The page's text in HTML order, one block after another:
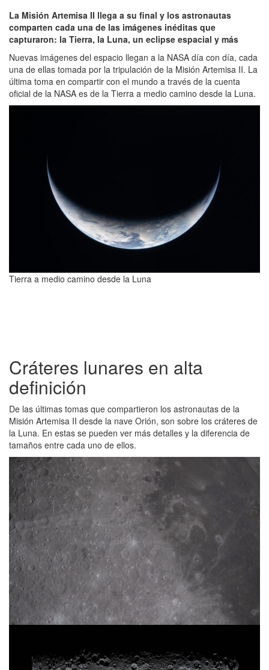
La Misión Artemisa II llega a su final y los astronautas
comparten cada una de las imágenes inéditas que
capturaron: la Tierra, la Luna, un eclipse espacial y más
Nuevas imágenes del espacio llegan a la NASA día con día, cada
una de ellas tomada por la tripulación de la Misión Artemisa II. La
última toma en compartir con el mundo a través de la cuenta
oficial de la NASA es de la Tierra a medio camino desde la Luna.
Tierra a medio camino desde la Luna
Cráteres lunares en alta
definición
De las últimas tomas que compartieron los astronautas de la
Misión Artemisa II desde la nave Orión, son sobre los cráteres de
la Luna. En estas se pueden ver más detalles y la diferencia de
tamaños entre cada uno de ellos.